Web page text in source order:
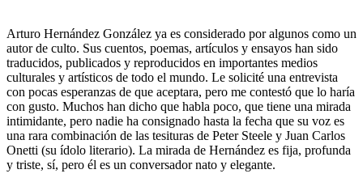
Arturo Hernández González ya es considerado por algunos como un
autor de culto. Sus cuentos, poemas, artículos y ensayos han sido
traducidos, publicados y reproducidos en importantes medios
culturales y artísticos de todo el mundo. Le solicité una entrevista
con pocas esperanzas de que aceptara, pero me contestó que lo haría
con gusto. Muchos han dicho que habla poco, que tiene una mirada
intimidante, pero nadie ha consignado hasta la fecha que su voz es
una rara combinación de las tesituras de Peter Steele y Juan Carlos
Onetti (su ídolo literario). La mirada de Hernández es fija, profunda
y triste, sí, pero él es un conversador nato y elegante.